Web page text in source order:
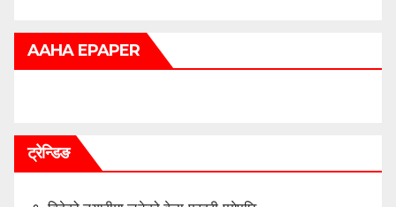
AAHA EPAPER
ट्रेन्डिङ